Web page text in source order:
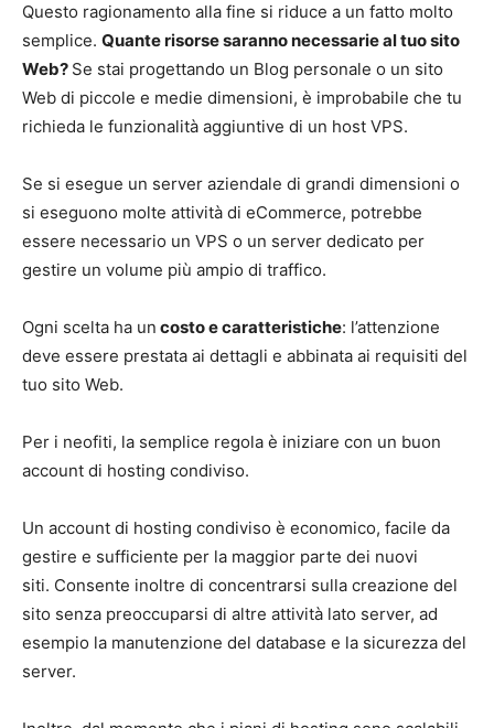
Questo ragionamento alla fine si riduce a un fatto molto
semplice. Quante risorse saranno necessarie al tuo sito
Web? Se stai progettando un Blog personale o un sito
Web di piccole e medie dimensioni, è improbabile che tu
richieda le funzionalità aggiuntive di un host VPS.
Se si esegue un server aziendale di grandi dimensioni o
si eseguono molte attività di eCommerce, potrebbe
essere necessario un VPS o un server dedicato per
gestire un volume più ampio di traffico.
Ogni scelta ha un costo e caratteristiche: l’attenzione
deve essere prestata ai dettagli e abbinata ai requisiti del
tuo sito Web.
Per i neofiti, la semplice regola è iniziare con un buon
account di hosting condiviso.
Un account di hosting condiviso è economico, facile da
gestire e sufficiente per la maggior parte dei nuovi
siti. Consente inoltre di concentrarsi sulla creazione del
sito senza preoccuparsi di altre attività lato server, ad
esempio la manutenzione del database e la sicurezza del
server.